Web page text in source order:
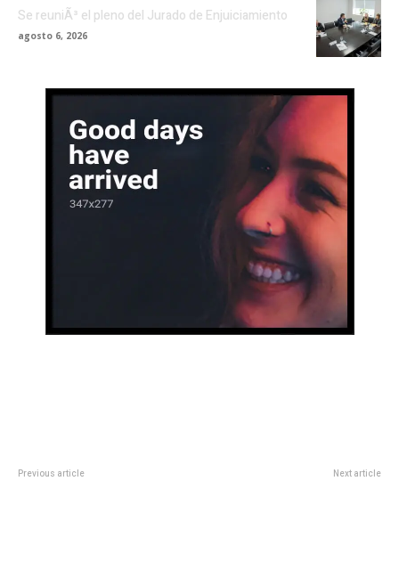
Se reuniÃ³ el pleno del Jurado de Enjuiciamiento
agosto 6, 2026
Previous article Next article